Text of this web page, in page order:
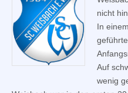
nicht
In
Auf
wenig